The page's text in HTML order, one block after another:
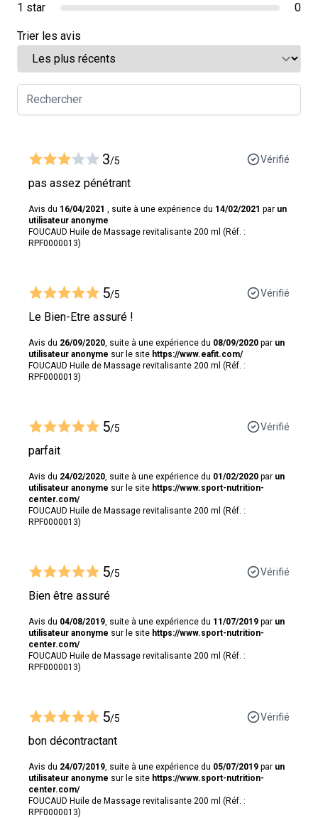
1 star 0
Trier les avis
3/5 Vérifié
pas assez pénétrant
Avis du 16/04/2021 , suite à une expérience du 14/02/2021 par un
utilisateur anonyme
FOUCAUD Huile de Massage revitalisante 200 ml (Réf. :
RPF0000013)
5/5 Vérifié
Le Bien-Etre assuré !
Avis du 26/09/2020 , suite à une expérience du 08/09/2020 par un
utilisateur anonyme sur le site https://www.eafit.com/
FOUCAUD Huile de Massage revitalisante 200 ml (Réf. :
RPF0000013)
5/5 Vérifié
parfait
Avis du 24/02/2020 , suite à une expérience du 01/02/2020 par un
utilisateur anonyme sur le site https://www.sport-nutrition-
center.com/
FOUCAUD Huile de Massage revitalisante 200 ml (Réf. :
RPF0000013)
5/5 Vérifié
Bien être assuré
Avis du 04/08/2019 , suite à une expérience du 11/07/2019 par un
utilisateur anonyme sur le site https://www.sport-nutrition-
center.com/
FOUCAUD Huile de Massage revitalisante 200 ml (Réf. :
RPF0000013)
5/5 Vérifié
bon décontractant
Avis du 24/07/2019 , suite à une expérience du 05/07/2019 par un
utilisateur anonyme sur le site https://www.sport-nutrition-
center.com/
FOUCAUD Huile de Massage revitalisante 200 ml (Réf. :
RPF0000013)